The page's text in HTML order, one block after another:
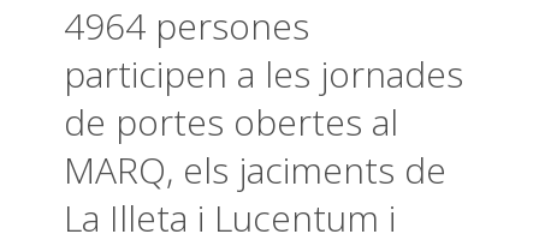
4964 persones
participen a les jornades
de portes obertes al
MARQ, els jaciments de
La Illeta i Lucentum i